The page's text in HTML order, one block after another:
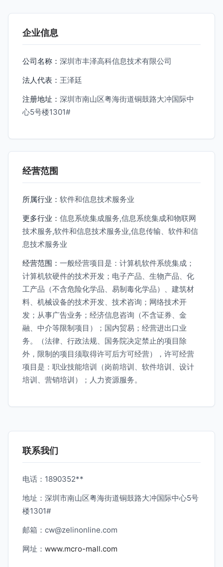
企业信息
公司名称： 深圳市丰泽高科信息技术有限公司
法人代表： 王泽廷
注册地址： 深圳市南山区粤海街道铜鼓路大冲国际中
心5号楼1301#
经营范围
所属行业： 软件和信息技术服务业
更多行业： 信息系统集成服务,信息系统集成和物联网
技术服务,软件和信息技术服务业,信息传输、软件和信
息技术服务业
经营范围： 一般经营项目是：计算机软件系统集成；
计算机软硬件的技术开发；电子产品、生物产品、化
工产品（不含危险化学品、易制毒化学品）、建筑材
料、机械设备的技术开发、技术咨询；网络技术开
发；从事广告业务；经济信息咨询（不含证券、金
融、中介等限制项目）；国内贸易；经营进出口业
务。（法律、行政法规、国务院决定禁止的项目除
外，限制的项目须取得许可后方可经营），许可经营
项目是：职业技能培训（岗前培训、软件培训、设计
培训、营销培训）；人力资源服务。
联系我们
电话：1890352**
地址：深圳市南山区粤海街道铜鼓路大冲国际中心5号
楼1301#
邮箱： cw@zelinonline.com
网址： www.mcro-mall.com